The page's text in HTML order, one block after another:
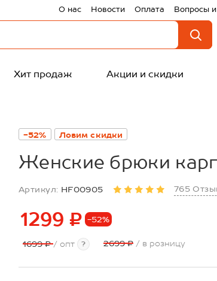
О нас Новости Оплата Вопросы
Хит продаж Акции и скидки
-52% Ловим скидки
Женские брюки
Артикул: HF00905 765
1299 ₽ -52%
1699 ₽/ опт ? 2699 ₽ / в розницу